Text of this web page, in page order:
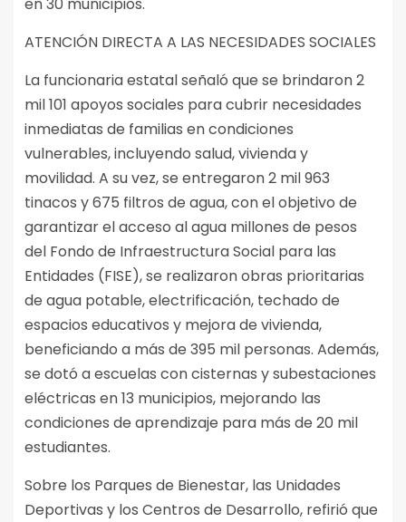
ATENCIÓN DIRECTA A LAS NECESIDADES SOCIALES
La funcionaria estatal señaló que se brindaron 2
mil 101 apoyos sociales para cubrir necesidades
inmediatas de familias en condiciones
vulnerables, incluyendo salud, vivienda y
movilidad. A su vez, se entregaron 2 mil 963
tinacos y 675 filtros de agua, con el objetivo de
garantizar el acceso al agua millones de pesos
del Fondo de Infraestructura Social para las
Entidades (FISE), se realizaron obras prioritarias
de agua potable, electrificación, techado de
espacios educativos y mejora de vivienda,
beneficiando a más de 395 mil personas. Además,
se dotó a escuelas con cisternas y subestaciones
eléctricas en 13 municipios, mejorando las
condiciones de aprendizaje para más de 20 mil
estudiantes.
Sobre los Parques de Bienestar, las Unidades
Deportivas y los Centros de Desarrollo, refirió que